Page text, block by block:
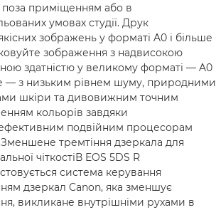
приміщенням або в
умовах студії. Друк
зображень у форматі A0 і більше
зображення з надвисокою
здатністю у великому форматі — A0
— з низьким рівнем шуму, природними
шкіри та дивовижним точним
кольорів завдяки
подвійним процесорам
тремтіння дзеркала для
чіткостіВ EOS 5DS R
система керування
дзеркал Canon, яка зменшує
викликане внутрішніми рухами в